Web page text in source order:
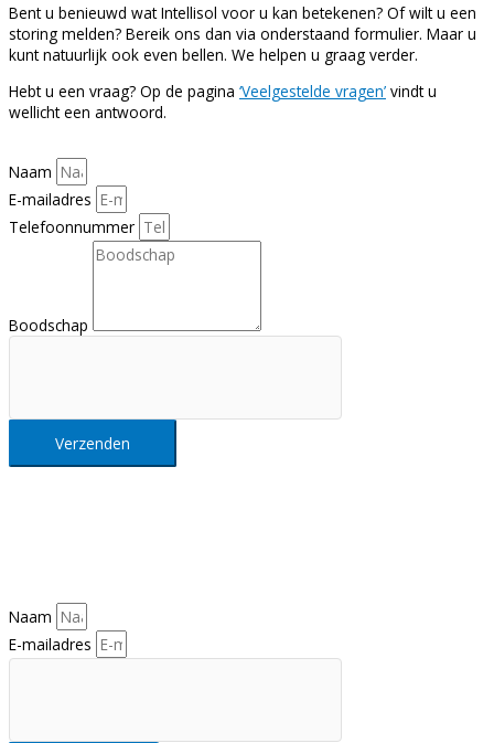
Bent u benieuwd wat Intellisol voor u kan betekenen? Of wilt u een
storing melden? Bereik ons dan via onderstaand formulier. Maar u
kunt natuurlijk ook even bellen. We helpen u graag verder.
Hebt u een vraag? Op de pagina ‘Veelgestelde vragen’ vindt u
wellicht een antwoord.
Naam
E-mailadres
Telefoonnummer
Boodschap
Verzenden
Naam
E-mailadres